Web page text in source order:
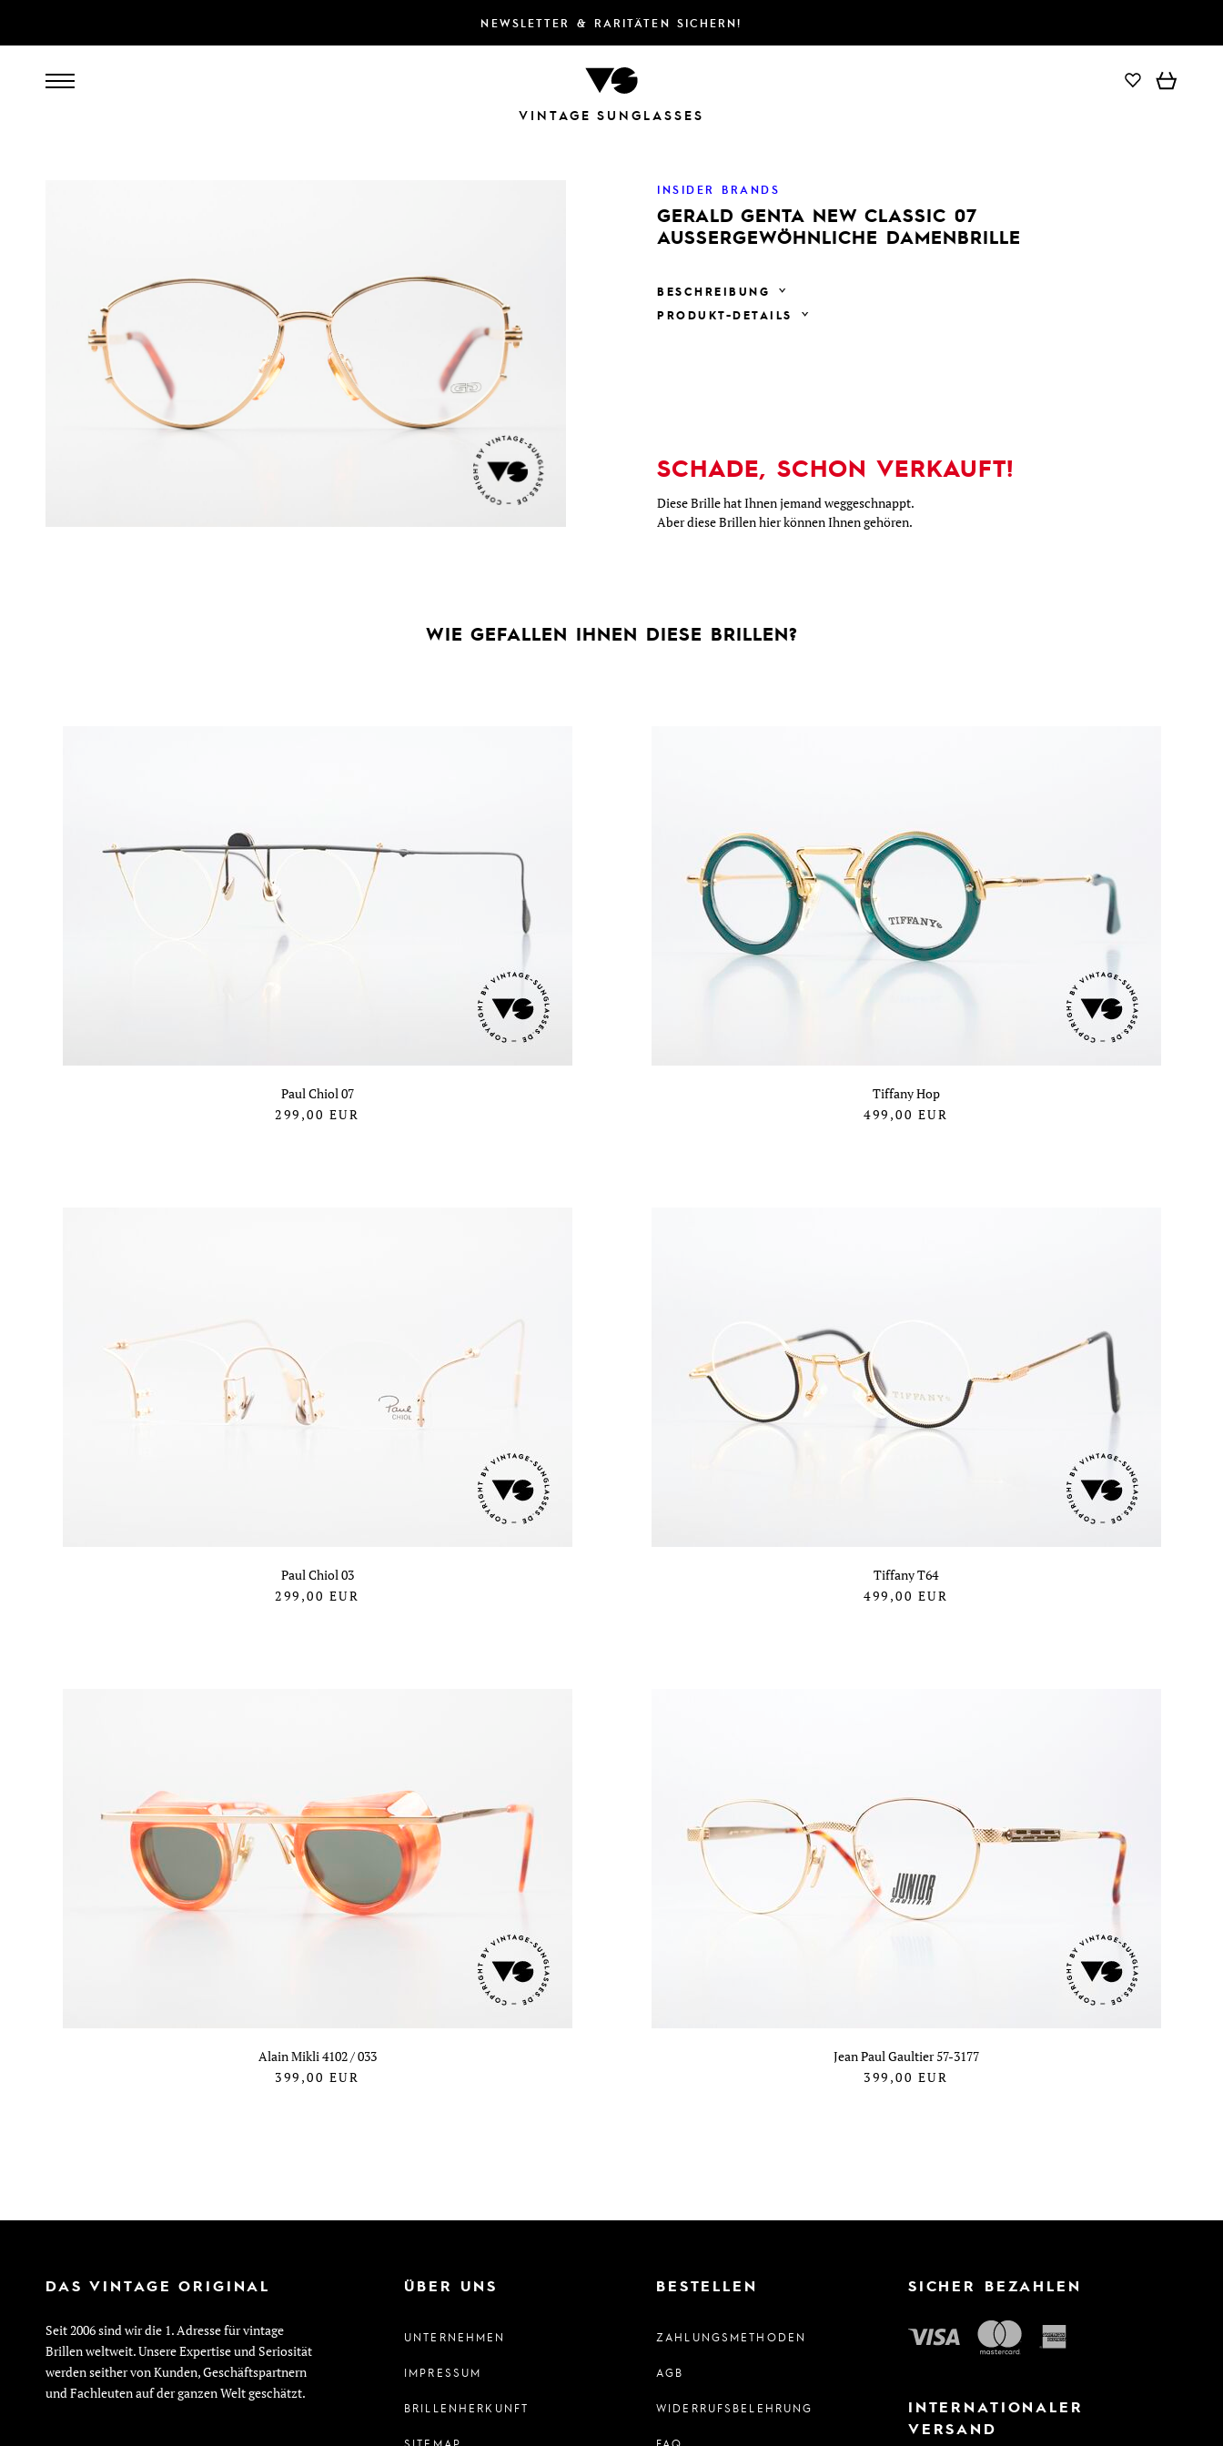
NEWSLETTER & RARITÄTEN SICHERN!
VINTAGE SUNGLASSES
INSIDER BRANDS
GERALD GENTA NEW CLASSIC 07
AUSSERGEWÖHNLICHE DAMENBRILLE
BESCHREIBUNG
PRODUKT-DETAILS
SCHADE, SCHON VERKAUFT!
Diese Brille hat Ihnen jemand weggeschnappt.
Aber diese Brillen hier können Ihnen gehören.
WIE GEFALLEN IHNEN DIESE BRILLEN?
Paul Chiol 07
299,00 EUR
Tiffany Hop
499,00 EUR
Paul Chiol 03
299,00 EUR
Tiffany T64
499,00 EUR
Alain Mikli 4102 / 033
399,00 EUR
Jean Paul Gaultier 57-3177
399,00 EUR
DAS VINTAGE ORIGINAL
Seit 2006 sind wir die 1. Adresse für vintage
Brillen weltweit. Unsere Expertise und Seriosität
werden seither von Kunden, Geschäftspartnern
und Fachleuten auf der ganzen Welt geschätzt.
ÜBER UNS
UNTERNEHMEN
IMPRESSUM
BRILLENHERKUNFT
BESTELLEN
ZAHLUNGSMETHODEN
AGB
WIDERRUFSBELEHRUNG
SICHER BEZAHLEN
INTERNATIONALER
VERSAND